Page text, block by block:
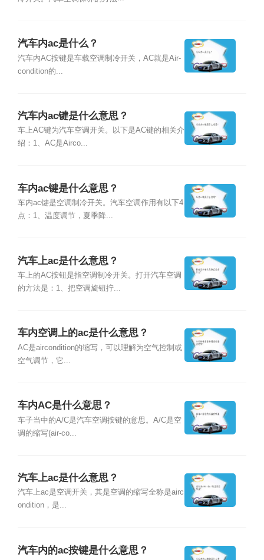
汽车内ac是什么？
汽车内AC按键是车载空调制冷开关，AC就是Air-
condition的...
汽车内ac键是什么意思？
车上AC键为汽车空调开关。以下是AC键的相关介
绍：1、AC是Airco...
车内ac键是什么意思？
车内ac键是空调制冷开关。汽车空调作用有以下4
点：1、温度调节，夏季降...
汽车上ac是什么意思？
车上的AC按钮是指空调制冷开关。打开汽车空调
的方法是：1、把空调旋钮拧...
车内空调上的ac是什么意思？
AC是aircondition的缩写，可以理解为空气控制或
空气调节，它...
车内AC是什么意思？
车子当中的A/C是汽车空调按键的意思。A/C是空
调的缩写(air-co...
汽车上ac是什么意思？
汽车上ac是空调开关，其是空调的缩写全称是airc
ondition，是...
汽车内的ac按键是什么意思？